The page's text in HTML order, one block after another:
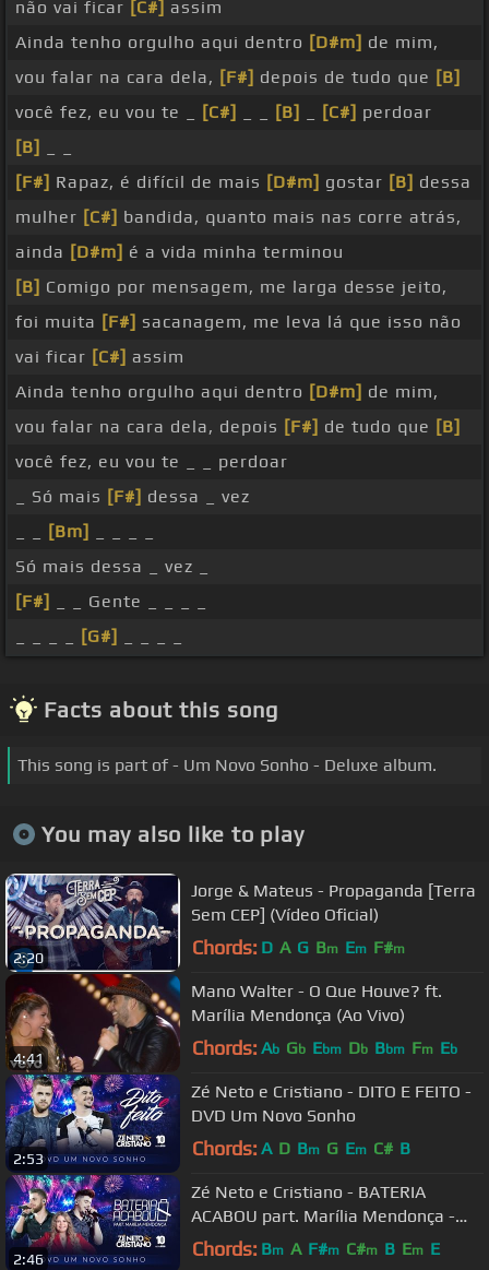
não vai ficar [C#] assim
Ainda tenho orgulho aqui dentro [D#m] de mim,
vou falar na cara dela, [F#] depois de tudo que [B]
você fez, eu vou te _
[C#] [B] [C#] perdoar
[B]
[F#] Rapaz, é difícil de mais [D#m] gostar [B] dessa
mulher [C#] bandida, quanto mais nas corre atrás,
ainda [D#m] é a vida minha terminou
[B] Comigo por mensagem, me larga desse jeito,
foi muita [F#] sacanagem, me leva lá que isso não
vai ficar [C#] assim
Ainda tenho orgulho aqui dentro [D#m] de mim,
vou falar na cara dela, depois [F#] de tudo que [B]
você fez, eu vou te _ _ perdoar
_ Só mais [F#] dessa _ vez
[Bm]
Só mais dessa _ vez _
[F#]
_ _ Gente _ _ _ _
[G#]
Facts about this song
This song is part of - Um Novo Sonho - Deluxe album.
You may also like to play
2:20
Jorge & Mateus - Propaganda [Terra
Sem CEP] (Vídeo Oficial)
Chords: D A G Bm Em F#m
4:41
Mano Walter - O Que Houve? ft.
Marília Mendonça (Ao Vivo)
Chords: Ab Gb Ebm Db Bbm Fm Eb
2:53
Zé Neto e Cristiano - DITO E FEITO -
DVD Um Novo Sonho
Chords: A D Bm G Em C# B
2:46
Zé Neto e Cristiano - BATERIA
ACABOU part. Marília Mendonça -
DVD Um Novo Sonho
Chords: Bm A F#m C#m B Em E